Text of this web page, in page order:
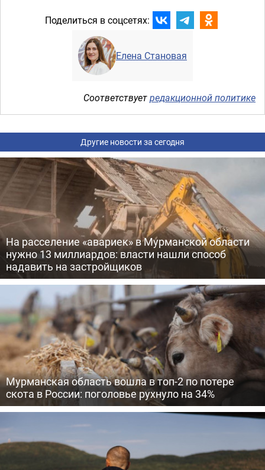
Поделиться в соцсетях:
Елена Становая
Соответствуетредакционной политике
Другие новости за сегодня
На расселение «авариек» в Мурманской области
нужно 13 миллиардов: власти нашли способ
надавить на застройщиков
Мурманская область вошла в топ-2 по потере
скота в России: поголовье рухнуло на 34%